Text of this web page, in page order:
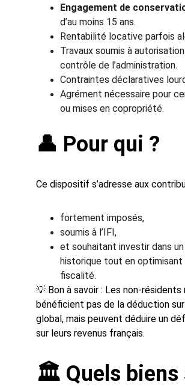
Engagement de
d’au moins 15 ans.
Rentabilité locative parfois
Travaux soumis à
contrôle de l’administration.
Contraintes déclaratives
Agrément nécessaire pour
ou mises en copropriété.
👤 Pour qui ?
Ce dispositif s’adresse aux
fortement imposés,
soumis à l’IFI,
et souhaitant investir dans
historique tout en optimisant
fiscalité.
💡 Bon à savoir : Les non-résidents
bénéficient pas de la déduction
global, mais peuvent déduire un
sur leurs revenus français.
🏛️ Quels biens